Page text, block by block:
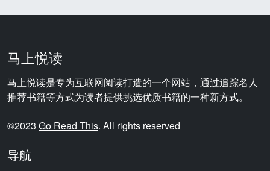
马上悦读
马上悦读是专为互联网阅读打造的一个网站，通过追踪名人
推荐书籍等方式为读者提供挑选优质书籍的一种新方式。
©2023 Go Read This. All rights reserved
导航